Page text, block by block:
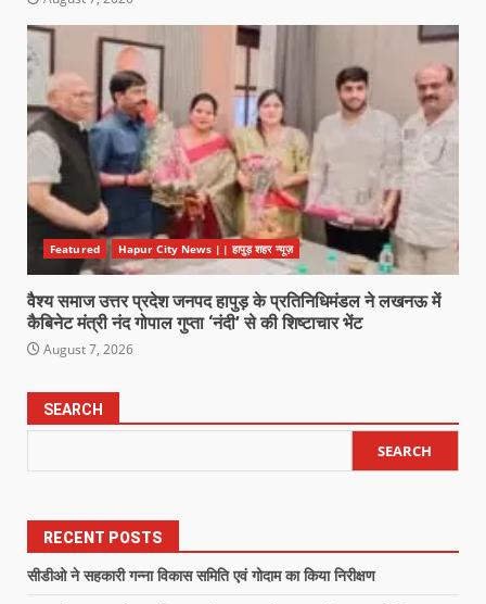
Featured Hapur City News || हापुड़ शहर न्यूज़
वैश्य समाज उत्तर प्रदेश जनपद हापुड़ के प्रतिनिधिमंडल ने लखनऊ में
कैबिनेट मंत्री नंद गोपाल गुप्ता ‘नंदी’ से की शिष्टाचार भेंट
August 7, 2026
SEARCH
SEARCH
RECENT POSTS
सीडीओ ने सहकारी गन्ना विकास समिति एवं गोदाम का किया निरीक्षण